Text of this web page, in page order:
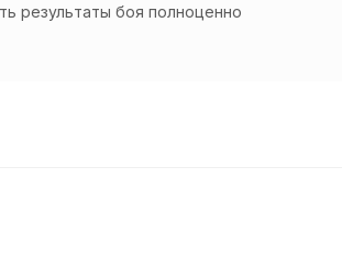
результаты боя полноценно